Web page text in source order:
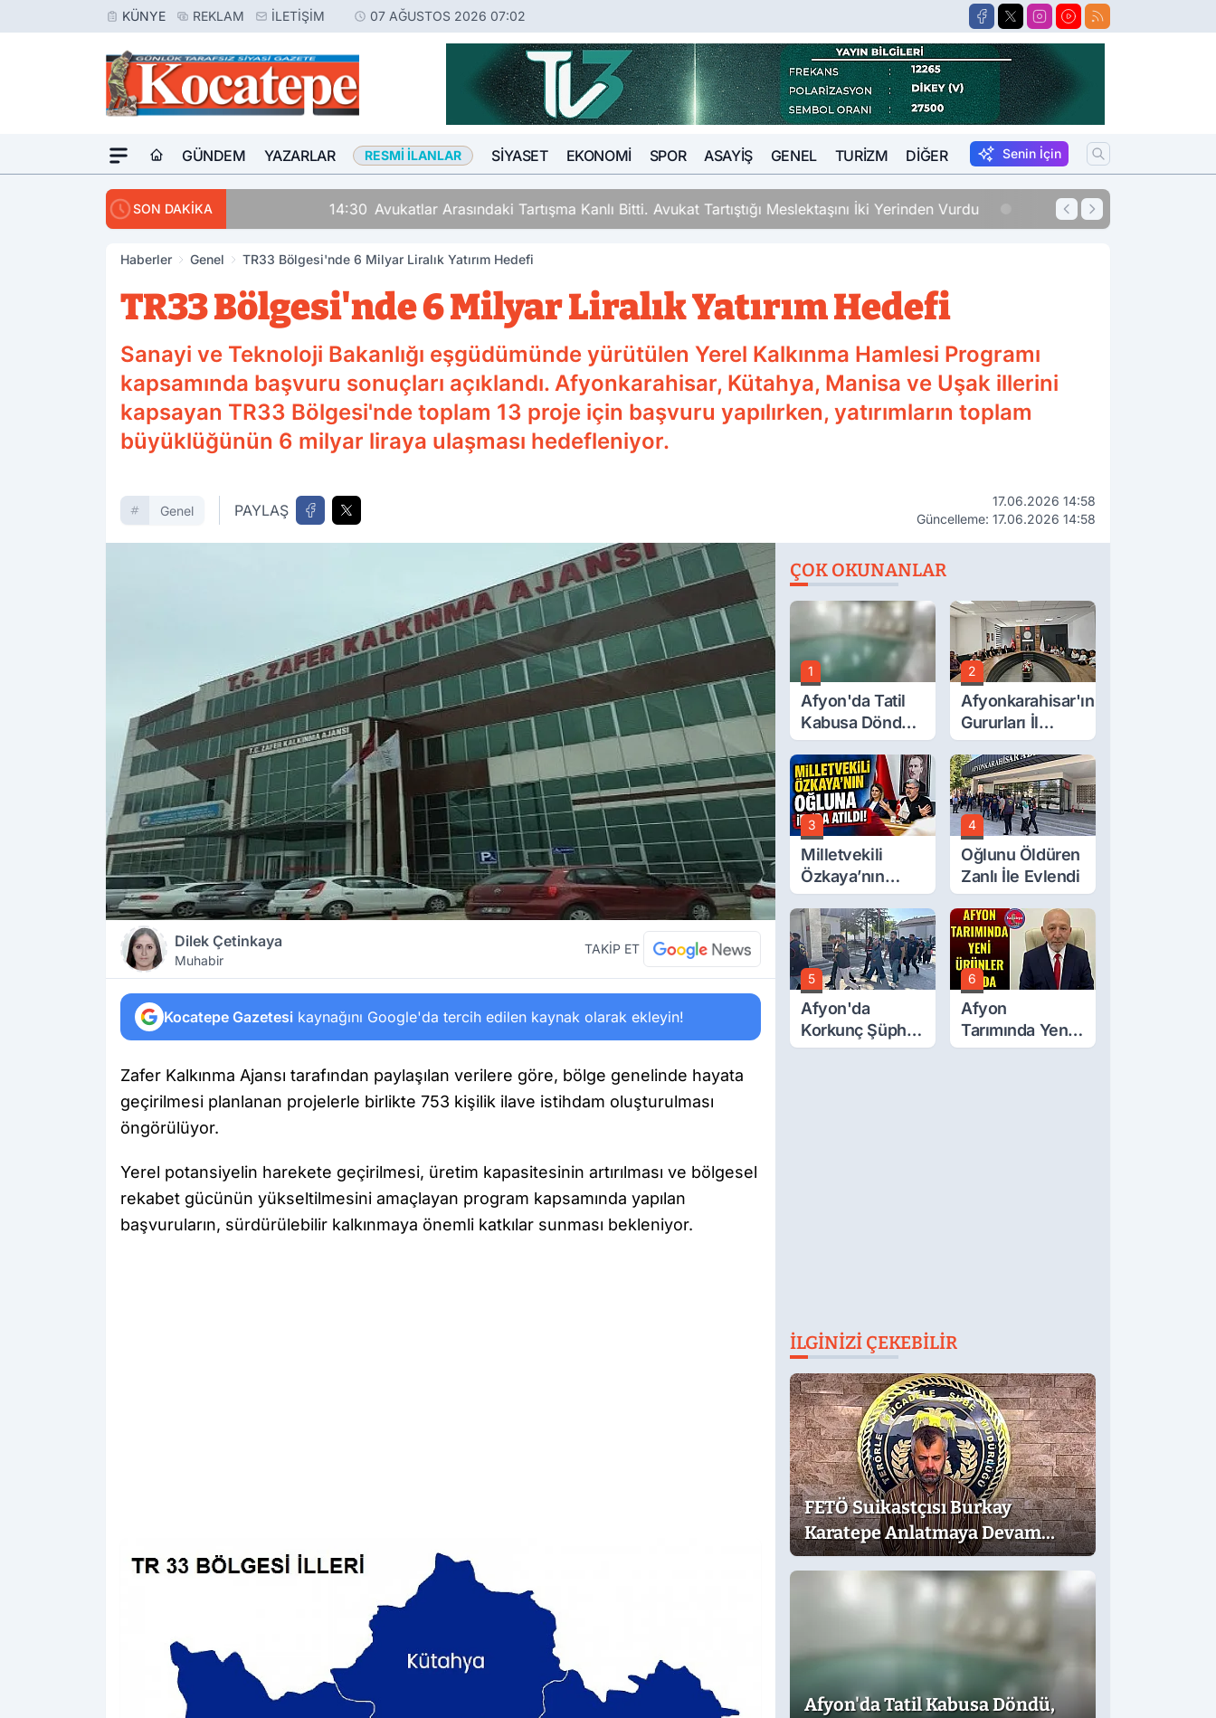
KÜNYE REKLAM İLETIŞIM 07 AĞUSTOS 2026 07:02
GÜNDEM YAZARLAR RESMI İLANLAR SIYASET EKONOMI SPOR ASAYIŞ GENEL TURIZM DIĞER Senin İçin
SON DAKİKA Avukatlar Arasındaki Tartışma Kanlı Bitti. Avukat Tartıştığı Meslektaşını İki Yerinden Vurdu 12:33
Haberler Genel TR33 Bölgesi'nde 6 Milyar Liralık Yatırım Hedefi
TR33 Bölgesi'nde 6 Milyar Liralık Yatırım Hedefi
Sanayi ve Teknoloji Bakanlığı eşgüdümünde yürütülen Yerel Kalkınma Hamlesi Programı
kapsamında başvuru sonuçları açıklandı. Afyonkarahisar, Kütahya, Manisa ve Uşak illerini
kapsayan TR33 Bölgesi'nde toplam 13 proje için başvuru yapılırken, yatırımların toplam
büyüklüğünün 6 milyar liraya ulaşması hedefleniyor.
Genel PAYLAŞ
17.06.2026 14:58
Güncelleme: 17.06.2026 14:58
Dilek Çetinkaya
Muhabir
TAKİP ET
Kocatepe Gazetesi kaynağını Google'da tercih edilen kaynak olarak ekleyin!
Zafer Kalkınma Ajansı tarafından paylaşılan verilere göre, bölge genelinde hayata
geçirilmesi planlanan projelerle birlikte 753 kişilik ilave istihdam oluşturulması
öngörülüyor.
Yerel potansiyelin harekete geçirilmesi, üretim kapasitesinin artırılması ve bölgesel
rekabet gücünün yükseltilmesini amaçlayan program kapsamında yapılan
başvuruların, sürdürülebilir kalkınmaya önemli katkılar sunması bekleniyor.
ÇOK OKUNANLAR
1
Afyon'da Tatil
Kabusa Döndü,
Acı Son!
2
Afyonkarahisar'ın
Gururları İl
Müdürüyle
Buluştu
3
Milletvekili
Özkaya’nın
Oğluna İftira
Atıldı
4
Oğlunu Öldüren
Zanlı İle Evlendi
5
Afyon'da
Korkunç Şüphe!
Düştü Mü,
6
Afyon
Tarımında Yeni
Ürünler Yolda
İLGINIZI ÇEKEBILIR
FETÖ Suikastçısı Burkay
Karatepe Anlatmaya Devam
Ediyor: Suikast İçin Gittim
Afyon'da Tatil Kabusa Döndü,